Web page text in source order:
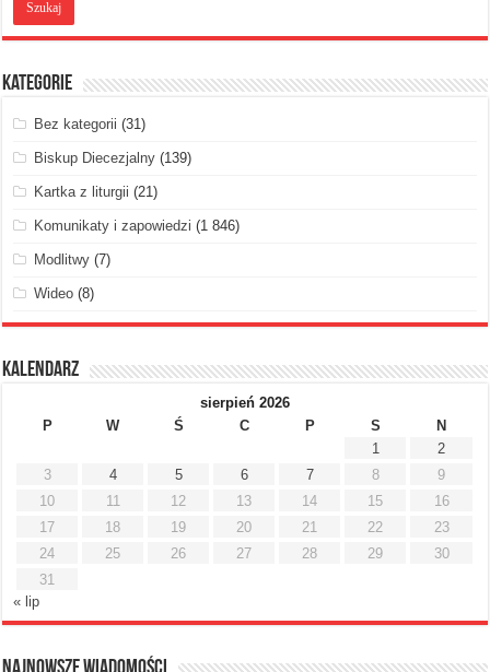
Kategorie
Bez kategorii (31)
Biskup Diecezjalny (139)
Kartka z liturgii (21)
Komunikaty i zapowiedzi (1 846)
Modlitwy (7)
Wideo (8)
Kalendarz
sierpień 2026
P
W Ś C P S
N
1
2
3
4 5 6 7 8
9
10
11 12 13 14 15
16
17
18 19 20 21 22
23
24
25 26 27 28 29
30
31
« lip